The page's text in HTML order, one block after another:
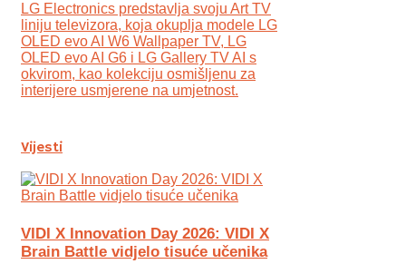
LG Electronics predstavlja svoju Art TV
liniju televizora, koja okuplja modele LG
OLED evo AI W6 Wallpaper TV, LG
OLED evo AI G6 i LG Gallery TV AI s
okvirom, kao kolekciju osmišljenu za
interijere usmjerene na umjetnost.
Vijesti
VIDI X Innovation Day 2026: VIDI X
Brain Battle vidjelo tisuće učenika